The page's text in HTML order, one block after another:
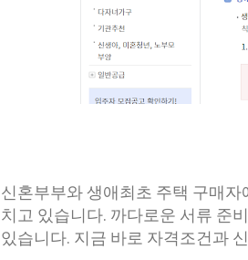
신혼부부와 생애최초 주택 구매자
치고 있습니다. 까다로운 서류 준
있습니다. 지금 바로 자격조건과